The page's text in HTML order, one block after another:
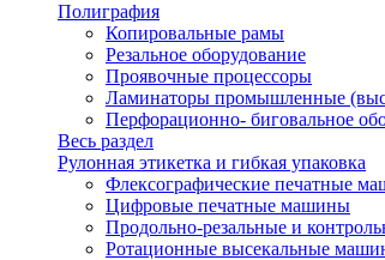
Полиграфия
Копировальные рамы
Резальное оборудование
Проявочные процессоры
Ламинаторы промышленные
Перфорационно- биговальное
Весь раздел
Рулонная этикетка и гибкая упаковка
Флексографические печатные
Цифровые печатные машины
Продольно-резальные и
Ротационные высекальные